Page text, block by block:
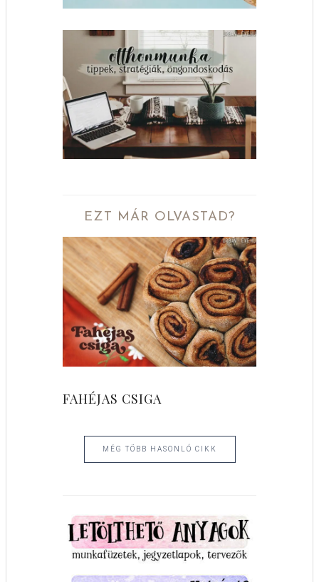
EZT MÁR OLVASTAD?
FAHÉJAS CSIGA
MÉG TÖBB HASONLÓ CIKK